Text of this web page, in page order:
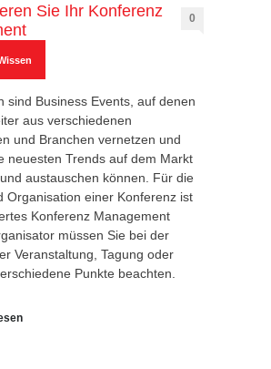
Sie Ihr Konferenz
0
sind Business Events, auf denen
aus verschiedenen
und Branchen vernetzen und
neuesten Trends auf dem Markt
austauschen können. Für die
Organisation einer Konferenz ist
Konferenz Management
müssen Sie bei der
Veranstaltung, Tagung oder
Punkte beachten.